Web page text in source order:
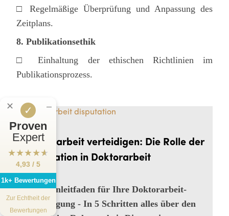
□ Regelmäßige Überprüfung und Anpassung des
Zeitplans.
8. Publikationsethik
□ Einhaltung der ethischen Richtlinien im
Publikationsprozess.
Doktorarbeit verteidigen: Die Rolle der
Disputation in Doktorarbeit
Expertenleitfaden für Ihre Doktorarbeit-
Verteidigung - In 5 Schritten alles über den
✕ ‒
✓
Proven
Expert
★★★★★
4,93 / 5
1k+ Bewertungen
Zur Echtheit der
Bewertungen